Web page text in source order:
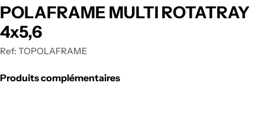
POLAFRAME MULTI ROTATRAY
4x5,6
Ref: TOPOLAFRAME
Produits complémentaires